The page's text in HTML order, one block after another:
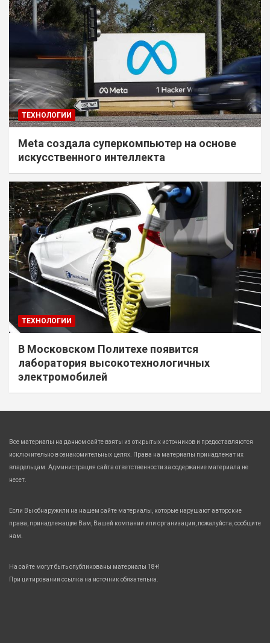
ТЕХНОЛОГИИ
Meta создала суперкомпьютер на основе
искусственного интеллекта
ТЕХНОЛОГИИ
В Московском Политехе появится
лаборатория высокотехнологичных
электромобилей
Все материалы на данном сайте взяты из открытых источников и предоставляются
исключительно в ознакомительных целях. Права на материалы принадлежат их
владельцам. Администрация сайта ответственности за содержание материала не
несет.
Если Вы обнаружили на нашем сайте материалы, которые нарушают авторские
права, принадлежащие Вам, Вашей компании или организации, пожалуйста, сообщите
нам.
На сайте могут быть опубликованы материалы 18+!
При цитировании ссылка на источник обязательна.